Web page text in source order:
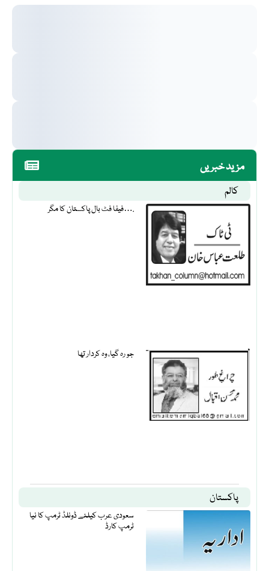
مزید خبریں
کالم
فیفا فٹ بال پاکستان کا مگر….
جو رہ گیا، وہ کردار تھا
پاکستان
سعودی عرب کیلئے ڈونلڈ ٹرمپ کا نیا
ٹرمپ کارڈ